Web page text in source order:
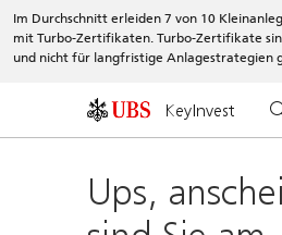
Im Durchschnitt erleiden 7 von 10
mit Turbo-Zertifikaten. Turbo-Zertifikate
und nicht für langfristige Anlagestrategien
KeyInvest
Ups,